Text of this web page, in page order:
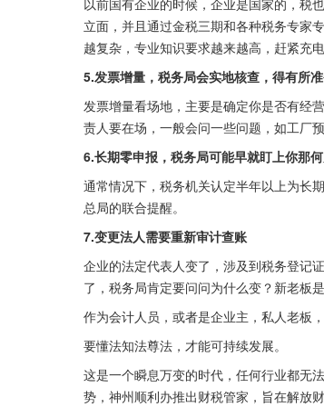
以前国有企业的时候，企业是国家的，税
立面，并且通过金税三期和各种税务专家
越复杂，专业知识要求越来越高，赶紧充电
5.发票增量，税务局会实地核查，得有所
发票增量看场地，主要是确定你是否有经
责人要在场，一般会问一些问题，如工厂
6.长期零申报，税务局可能早就盯上你那
通常情况下，税务机关认定半年以上为长
总局的联合提醒。
7.变更法人需要重新审计查账
企业的法定代表人变了，涉及到税务登记
了，税务局肯定要问问为什么变？新老板
作为会计人员，或者是企业主，私人老板
要懂法知法尊法，才能可持续发展。
这是一个瞬息万变的时代，任何行业都无
势，神州顺利办推出财税管家，旨在解放